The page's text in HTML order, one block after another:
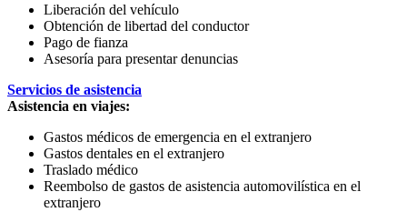
Liberación del vehículo
Obtención de libertad del conductor
Pago de fianza
Asesoría para presentar denuncias
Servicios de asistencia
Asistencia en viajes:
Gastos médicos de emergencia en el extranjero
Gastos dentales en el extranjero
Traslado médico
Reembolso de gastos de asistencia automovilística en el
extranjero